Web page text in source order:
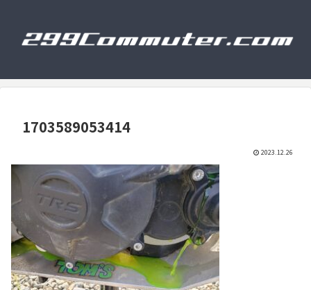
1703589053414
2023.12.26